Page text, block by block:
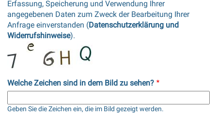
Erfassung, Speicherung und Verwendung Ihrer
angegebenen Daten zum Zweck der Bearbeitung Ihrer
Anfrage einverstanden (Datenschutzerklärung und
Widerrufshinweise).
Welche Zeichen sind in dem Bild zu sehen?
Geben Sie die Zeichen ein, die im Bild gezeigt werden.